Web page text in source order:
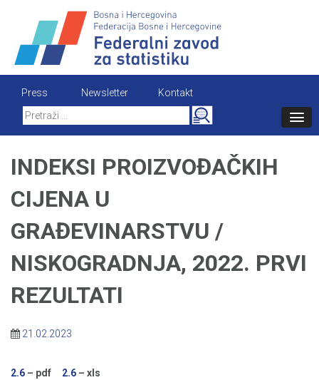
content
Press Newsletter
Kontakt
Search
for:
INDEKSI PROIZVOĐAČKIH
CIJENA U
GRAĐEVINARSTVU /
NISKOGRADNJA, 2022. PRVI
REZULTATI
21.02.2023
2.6 – pdf 2.6 – xls